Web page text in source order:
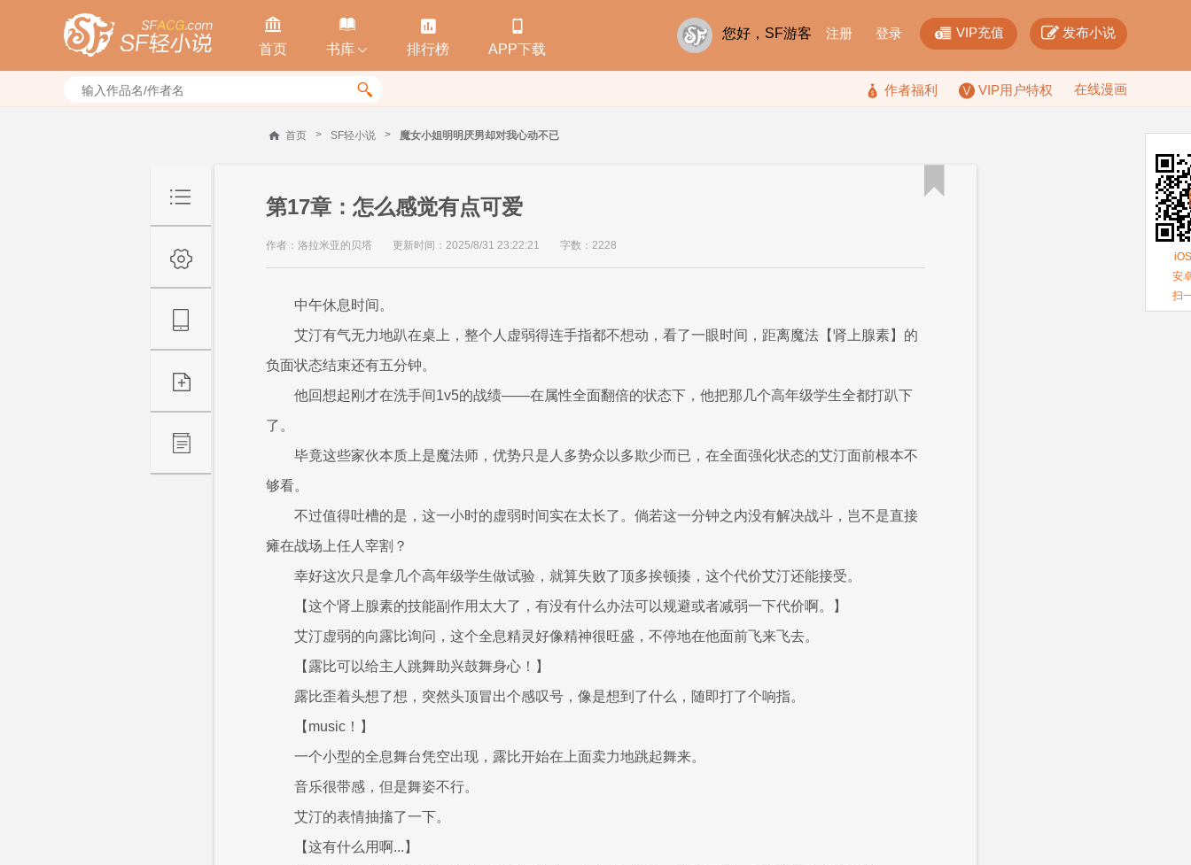

首页

书库 

排行榜

APP下载
您好，SF游客 注册 登录  VIP充值  发布小说
  作者福利 VIP用户特权 在线漫画
首页 > SF轻小说 > 魔女小姐明明厌男却对我心动不已
第17章：怎么感觉有点可爱
作者：洛拉米亚的贝塔 更新时间：2025/8/31 23:22:21 字数：2228
中午休息时间。
艾汀有气无力地趴在桌上，整个人虚弱得连手指都不想动，看了一眼时间，距离魔法【肾上腺素】的
负面状态结束还有五分钟。
他回想起刚才在洗手间1v5的战绩——在属性全面翻倍的状态下，他把那几个高年级学生全都打趴下
了。
毕竟这些家伙本质上是魔法师，优势只是人多势众以多欺少而已，在全面强化状态的艾汀面前根本不
够看。
不过值得吐槽的是，这一小时的虚弱时间实在太长了。倘若这一分钟之内没有解决战斗，岂不是直接
瘫在战场上任人宰割？
幸好这次只是拿几个高年级学生做试验，就算失败了顶多挨顿揍，这个代价艾汀还能接受。
【这个肾上腺素的技能副作用太大了，有没有什么办法可以规避或者减弱一下代价啊。】
艾汀虚弱的向露比询问，这个全息精灵好像精神很旺盛，不停地在他面前飞来飞去。
【露比可以给主人跳舞助兴鼓舞身心！】
露比歪着头想了想，突然头顶冒出个感叹号，像是想到了什么，随即打了个响指。
【music！】
一个小型的全息舞台凭空出现，露比开始在上面卖力地跳起舞来。
音乐很带感，但是舞姿不行。
艾汀的表情抽搐了一下。
【这有什么用啊...】

安
扫